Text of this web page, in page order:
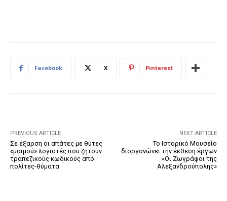
Facebook X Pinterest
PREVIOUS ARTICLE
Σε έξαρση οι απάτες με θύτες
«μαϊμού» λογιστές που ζητούν
τραπεζικούς κωδικούς από
πολίτες-θύματα
NEXT ARTICLE
Το Ιστορικό Μουσείο
διοργανώνει την έκθεση έργων
«Οι Ζωγράφοι της
Αλεξανδρούπολης»